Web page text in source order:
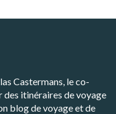
Castermans, le co-
des itinéraires de voyage
blog de voyage et de